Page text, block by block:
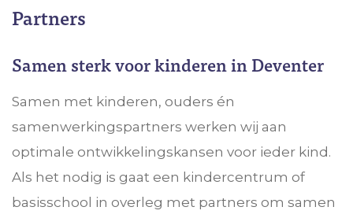
Partners
Samen sterk voor kinderen in Deventer
Samen met kinderen, ouders én
samenwerkingspartners werken wij aan
optimale ontwikkelingskansen voor ieder kind.
Als het nodig is gaat een kindercentrum of
basisschool in overleg met partners om samen